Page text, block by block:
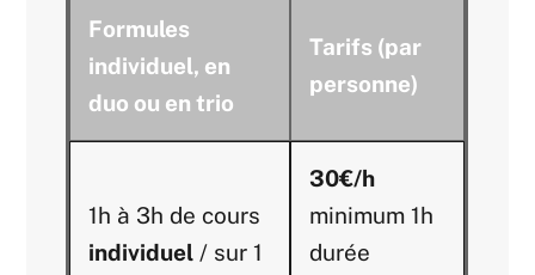
Formules
individuel, en
duo ou en trio
Tarifs (par
personne)
1h à 3h de cours
individuel / sur 1
30€/h
minimum 1h
durée